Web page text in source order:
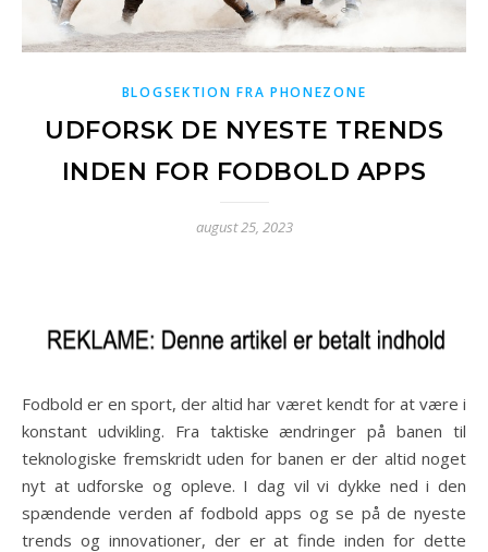
BLOGSEKTION FRA PHONEZONE
UDFORSK DE NYESTE TRENDS
INDEN FOR FODBOLD APPS
august 25, 2023
Fodbold er en sport, der altid har været kendt for at være i
konstant udvikling. Fra taktiske ændringer på banen til
teknologiske fremskridt uden for banen er der altid noget
nyt at udforske og opleve. I dag vil vi dykke ned i den
spændende verden af fodbold apps og se på de nyeste
trends og innovationer, der er at finde inden for dette